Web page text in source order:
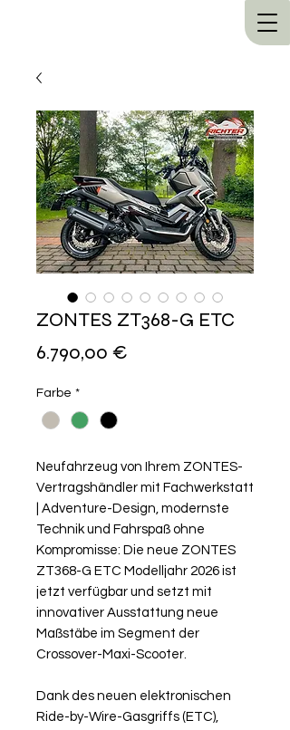
ZONTES ZT368-G ETC
6.790,00 €
Farbe *
Neufahrzeug von Ihrem ZONTES-
Vertragshändler mit Fachwerkstatt
| Adventure-Design, modernste
Technik und Fahrspaß ohne
Kompromisse: Die neue ZONTES
ZT368-G ETC Modelljahr 2026 ist
jetzt verfügbar und setzt mit
innovativer Ausstattung neue
Maßstäbe im Segment der
Crossover-Maxi-Scooter.
Dank des neuen elektronischen
Ride-by-Wire-Gasgriffs (ETC),